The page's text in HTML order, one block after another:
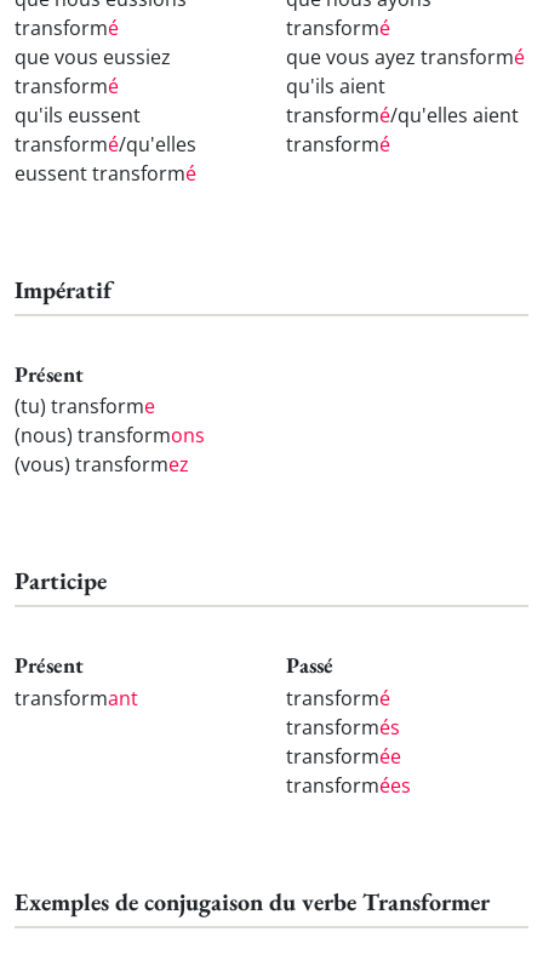
transformé
que vous eussiez
transformé
qu'ils eussent
transformé/qu'elles
eussent transformé
transformé
que vous ayez transformé
qu'ils aient
transformé/qu'elles aient
transformé
Impératif
Présent
(tu) transforme
(nous) transformons
(vous) transformez
Participe
Présent
transformant
Passé
transformé
transformés
transformée
transformées
Exemples de conjugaison du verbe Transformer